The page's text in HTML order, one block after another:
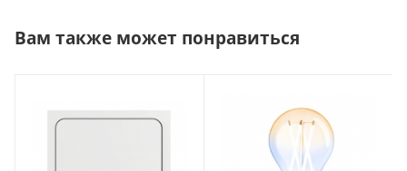
Вам также может понравиться